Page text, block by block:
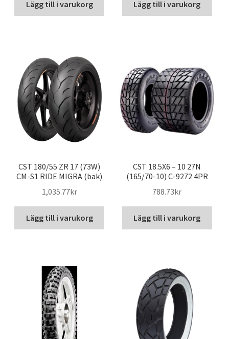
Lägg till i varukorg Lägg till i varukorg
CST 180/55 ZR 17 (73W)
CM-S1 RIDE MIGRA (bak)
1,035.77kr
Lägg till i varukorg
CST 18.5X6 – 10 27N
(165/70-10) C-9272 4PR
788.73kr
Lägg till i varukorg